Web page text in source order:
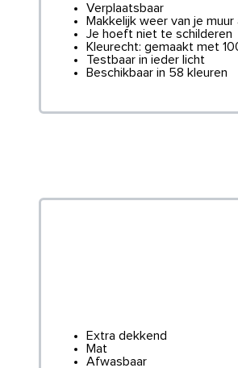
Verplaatsbaar
Makkelijk weer van je
Je hoeft niet te schilderen
Kleurecht: gemaakt met
Testbaar in ieder licht
Beschikbaar in 58 kleuren
Extra dekkend
Mat
Afwasbaar